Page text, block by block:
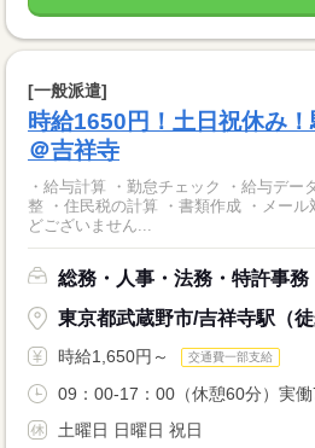
[一般派遣]
時給1650円！土日祝休み
＠吉祥寺
・給与計算 ・勤怠チェック ・給与デー
整 ・住民税の計算 ・書類作成 ・メー
どございません...
総務・人事・法務・特許事務
東京都武蔵野市/吉祥寺駅（徒
時給1,650円～ 交通費一部支給
09：00-17：00（休憩60分）実働
土曜日 日曜日 祝日